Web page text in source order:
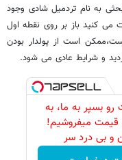
به نام تردمیل شادی وجود
می کنید باز بر روی نقطه اول
است از پولدار بودن
و شرایط عادی می شود.
رو بسپر به ما، به
قیمت میفروشیم!
و بی درد سر